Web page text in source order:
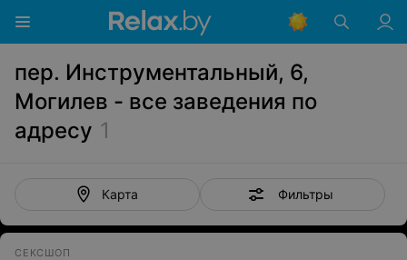
пер. Инструментальный, 6,
Могилев - все заведения по
адресу 1
Карта Фильтры
СЕКСШОП